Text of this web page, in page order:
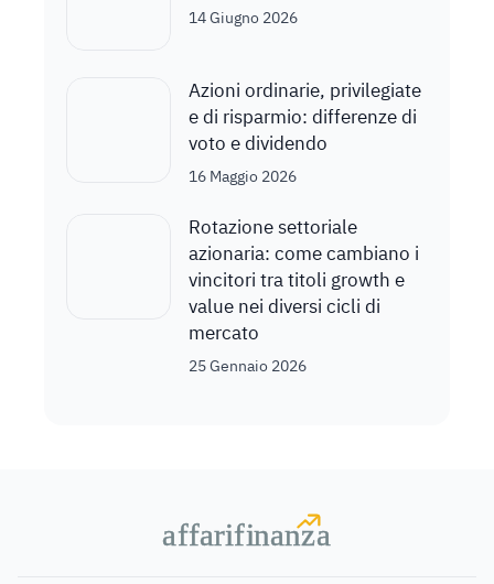
14 Giugno 2026
Azioni ordinarie, privilegiate
e di risparmio: differenze di
voto e dividendo
16 Maggio 2026
Rotazione settoriale
azionaria: come cambiano i
vincitori tra titoli growth e
value nei diversi cicli di
mercato
25 Gennaio 2026
affarifinanza
affarifinanza